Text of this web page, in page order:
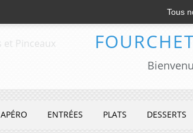
Tous
APÉRO ENTRÉES PLATS DESSERTS